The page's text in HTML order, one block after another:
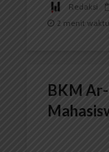
Redaksi
2 menit
BKM